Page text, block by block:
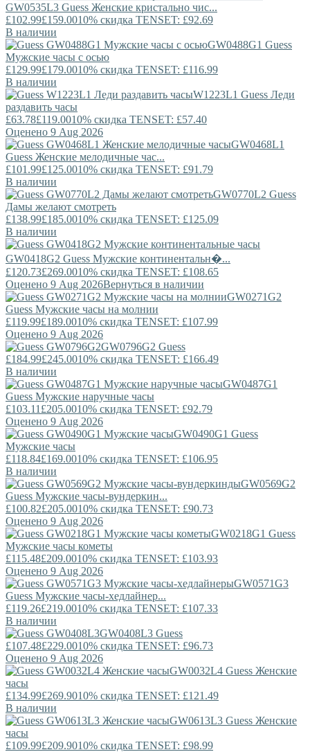
GW0535L3 Guess Женские кристально чис...
£102.99£159.0010% скидка TENSET: £92.69
В наличии
GW0488G1 Guess
Мужские часы с осью
£129.99£179.0010% скидка TENSET: £116.99
В наличии
W1223L1 Guess Леди
раздавить часы
£63.78£119.0010% скидка TENSET: £57.40
Оценено 9 Aug 2026
GW0468L1
Guess Женские мелодичные час...
£101.99£125.0010% скидка TENSET: £91.79
В наличии
GW0770L2 Guess
Дамы желают смотреть
£138.99£185.0010% скидка TENSET: £125.09
В наличии
GW0418G2 Guess Мужские континентальн�...
£120.73£269.0010% скидка TENSET: £108.65
Оценено 9 Aug 2026Вернуться в наличии
GW0271G2
Guess Мужские часы на молнии
£119.99£189.0010% скидка TENSET: £107.99
Оценено 9 Aug 2026
GW0796G2 Guess
£184.99£245.0010% скидка TENSET: £166.49
В наличии
GW0487G1
Guess Мужские наручные часы
£103.11 £205.0010% скидка TENSET: £92.79
Оценено 9 Aug 2026
GW0490G1 Guess
Мужские часы
£118.84£169.0010% скидка TENSET: £106.95
В наличии
GW0569G2
Guess Мужские часы-вундеркин...
£100.82£205.0010% скидка TENSET: £90.73
Оценено 9 Aug 2026
GW0218G1 Guess
Мужские часы кометы
£115.48£209.0010% скидка TENSET: £103.93
Оценено 9 Aug 2026
GW0571G3
Guess Мужские часы-хедлайнер...
£119.26£219.0010% скидка TENSET: £107.33
В наличии
GW0408L3 Guess
£107.48£229.0010% скидка TENSET: £96.73
Оценено 9 Aug 2026
GW0032L4 Guess Женские
часы
£134.99£269.9010% скидка TENSET: £121.49
В наличии
GW0613L3 Guess Женские
часы
£109.99£209.9010% скидка TENSET: £98.99